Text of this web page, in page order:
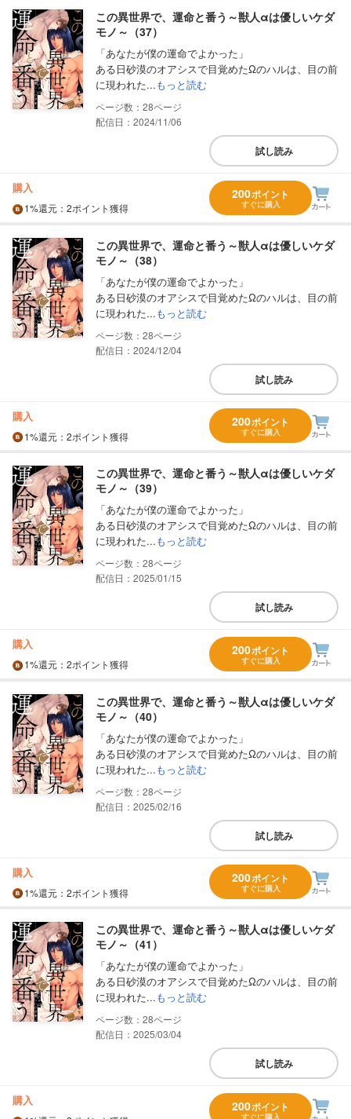
この異世界で、運命と番う～獣人αは優しいケダ
モノ～（37）
「あなたが僕の運命でよかった」
ある日砂漠のオアシスで目覚めたΩのハルは、目の前
に現われた...もっと読む
28
配信日：2024/11/06
試し読み
購入
1%還元 ：2ポイント獲得
200ポイント
すぐに購入
この異世界で、運命と番う～獣人αは優しいケダ
モノ～（38）
「あなたが僕の運命でよかった」
ある日砂漠のオアシスで目覚めたΩのハルは、目の前
に現われた...もっと読む
28
配信日：2024/12/04
試し読み
購入
1%還元 ：2ポイント獲得
200ポイント
すぐに購入
この異世界で、運命と番う～獣人αは優しいケダ
モノ～（39）
「あなたが僕の運命でよかった」
ある日砂漠のオアシスで目覚めたΩのハルは、目の前
に現われた...もっと読む
28
配信日：2025/01/15
試し読み
購入
1%還元 ：2ポイント獲得
200ポイント
すぐに購入
この異世界で、運命と番う～獣人αは優しいケダ
モノ～（40）
「あなたが僕の運命でよかった」
ある日砂漠のオアシスで目覚めたΩのハルは、目の前
に現われた...もっと読む
28
配信日：2025/02/16
試し読み
購入
1%還元 ：2ポイント獲得
200ポイント
すぐに購入
この異世界で、運命と番う～獣人αは優しいケダ
モノ～（41）
「あなたが僕の運命でよかった」
ある日砂漠のオアシスで目覚めたΩのハルは、目の前
に現われた...もっと読む
28
配信日：2025/03/04
試し読み
購入 200ポイント
すぐに購入